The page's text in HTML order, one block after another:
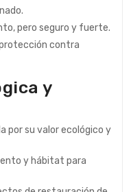
pero seguro y fuerte.
protección contra
y
por su valor ecológico y
y hábitat para